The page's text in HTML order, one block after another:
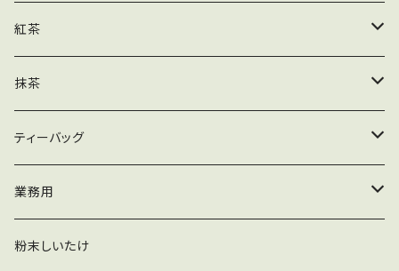
業務用
粉末
ティーバッグ
業務用
粉末
茶葉
ティーバッグ
業務用
粉末
紅茶
茶葉
ティーバッグ
抹茶
木箱
加工用
ティーバッグ
緑茶ティーバッグ
玄米茶ティーバッグ
業務用
抹茶
粉末しいたけ